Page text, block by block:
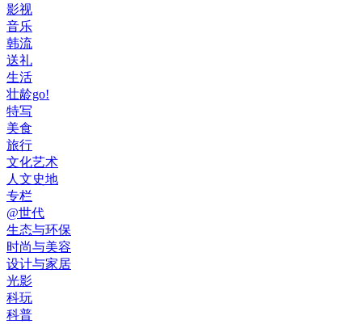
影视
音乐
韩流
送礼
生活
壮龄go!
特写
美食
旅行
文化艺术
人文史地
专栏
@世代
生态与环保
时尚与美容
设计与家居
光影
科玩
科普